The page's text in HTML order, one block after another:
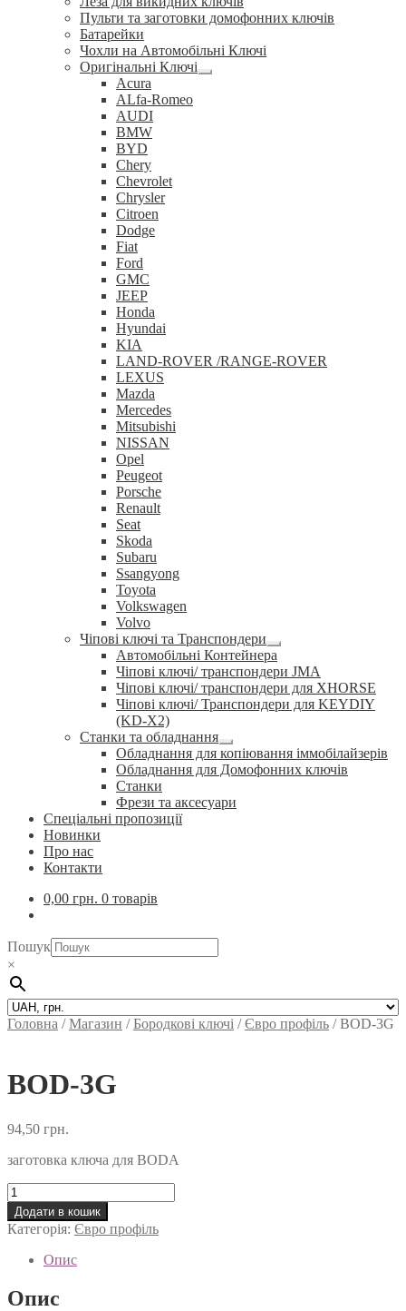
Пульти та заготовки домофонних ключів
Батарейки
Чохли на Автомобільні Ключі
Оригінальні Ключі
Розгорнуте
Acura
ALfa-Romeo
AUDI
BMW
BYD
Chery
Chevrolet
Chrysler
Citroen
Dodge
Fiat
Ford
GMC
JEEP
Honda
Hyundai
KIA
LAND-ROVER /RANGE-ROVER
LEXUS
Mazda
Mercedes
Mitsubishi
NISSAN
Opel
Peugeot
Porsche
Renault
Seat
Skoda
Subaru
Ssangyong
Toyota
Volkswagen
Volvo
Чіпові ключі та Транспондери
Розгорнуте
вкладене
меню
Автомобільні Контейнера
Чіпові ключі/ транспондери JMA
Чіпові ключі/ транспондери для XHORSE
Чіпові ключі/ Транспондери для KEYDIY
(KD-X2)
Станки та обладнання
Розгорнуте
вкладене
меню
Обладнання для копіювання іммобілайзерів
Обладнання для Домофонних ключів
Станки
Фрези та аксесуари
Спеціальні пропозиції
Новинки
Про нас
Контакти
0,00 грн. 0 товарів
Пошук
×
Головна /Магазин /Бородкові ключі /Євро профіль /BOD-3G
BOD-3G
94,50 грн.
заготовка ключа для BODA
BOD-
3G
кількість
Додати в кошик
Категорія: Євро профіль
Опис
Опис